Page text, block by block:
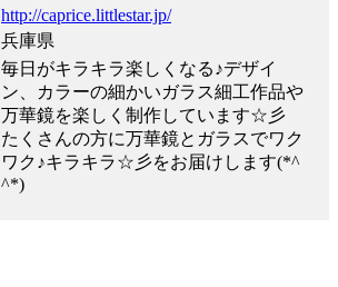
http://caprice.littlestar.jp/
兵庫県
毎日がキラキラ楽しくなる♪デザイ
ン、カラーの細かいガラス細工作品や
万華鏡を楽しく制作しています☆彡
たくさんの方に万華鏡とガラスでワク
ワク♪キラキラ☆彡をお届けします(*^
^*)